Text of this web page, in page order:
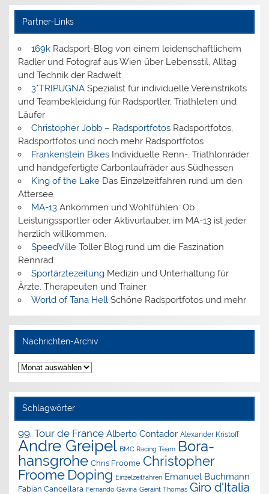
Partner-Links
169kRadsport-Blog von einem leidenschaftlichem
Radler und Fotograf aus Wien über Lebensstil, Alltag
und Technik der Radwelt
3*TRIPUGNASpezialist für individuelle Vereinstrikots
und Teambekleidung für Radsportler, Triathleten und
Läufer
Christopher Jobb – RadsportfotosRadsportfotos,
Radsportfotos und noch mehr Radsportfotos
Frankenstein BikesIndividuelle Renn-, Triathlonräder
und handgefertigte Carbonlaufräder aus Südhessen
King of the LakeDas Einzelzeitfahren rund um den
Attersee
MA-13Ankommen und Wohlfühlen: Ob
Leistungssportler oder Aktivurlauber, im MA-13 ist jeder
herzlich willkommen.
SpeedVilleToller Blog rund um die Faszination
Rennrad
SportärztezeitungMedizin und Unterhaltung für
Ärzte, Therapeuten und Trainer
World of Tana HellSchöne Radsportfotos und mehr
Nachrichten-Archiv
Nachrichten-
Archiv
Schlagwörter
99. Tour de France Alberto Contador Alexander Kristoff
Andre Greipel BMC Racing Team Bora-
hansgrohe Chris Froome Christopher
Froome Doping Einzelzeitfahren Emanuel Buchmann
Fabian Cancellara Fernando Gaviria Geraint Thomas Giro d'Italia